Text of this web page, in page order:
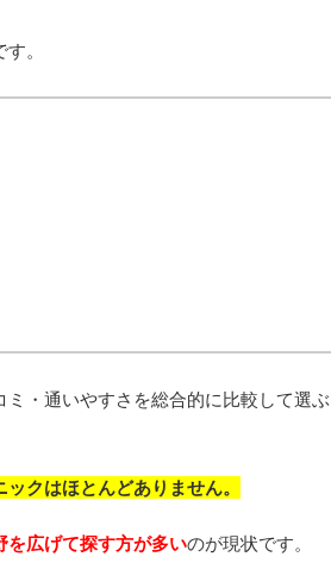
。
・通いやすさを総合的に比較して選ぶ
クはほとんどありません。
を広げて探す方が多いのが現状です。